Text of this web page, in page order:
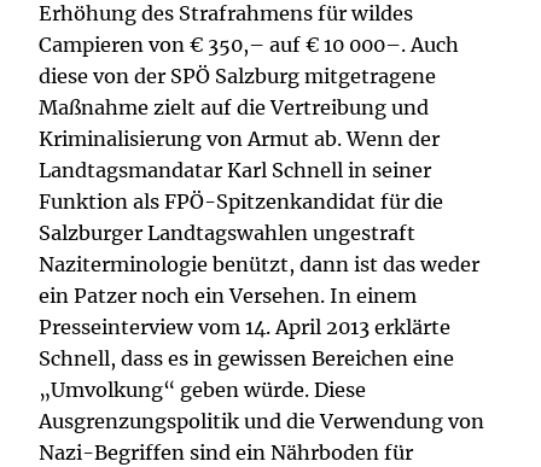
Erhöhung des Strafrahmens für wildes
Campieren von € 350,– auf € 10 000–. Auch
diese von der SPÖ Salzburg mitgetragene
Maßnahme zielt auf die Vertreibung und
Kriminalisierung von Armut ab. Wenn der
Landtagsmandatar Karl Schnell in seiner
Funktion als FPÖ-Spitzenkandidat für die
Salzburger Landtagswahlen ungestraft
Naziterminologie benützt, dann ist das weder
ein Patzer noch ein Versehen. In einem
Presseinterview vom 14. April 2013 erklärte
Schnell, dass es in gewissen Bereichen eine
„Umvolkung“ geben würde. Diese
Ausgrenzungspolitik und die Verwendung von
Nazi-Begriffen sind ein Nährboden für